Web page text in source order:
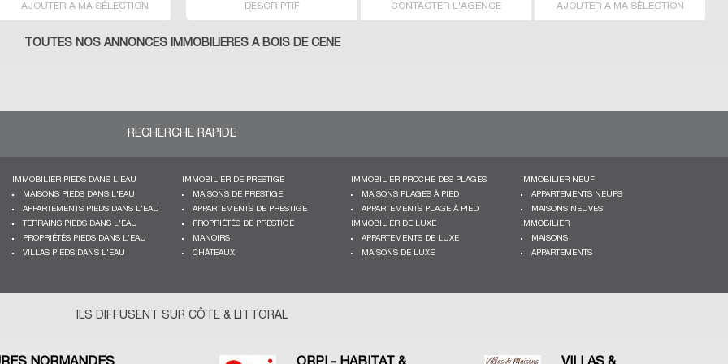
AJOUTER A MA SÉLECTION DESCRIPTIF CONTACTER L'AGENCE AJOUTER A MA SÉLECTION
TOUTES NOS ANNONCES IMMOBILIÈRES À BOIS DE CENE
RECHERCHE RAPIDE
IMMOBILIER PIEDS DANS L'EAU
MAISONS PIEDS DANS L'EAU
APPARTEMENTS PIEDS DANS L'EAU
TERRAINS PIEDS DANS L'EAU
PROPRIÉTÉS PIEDS DANS L'EAU
VILLAS PIEDS DANS L'EAU
IMMOBILIER DE PRESTIGE
MAISONS DE PRESTIGE
APPARTEMENTS DE PRESTIGE
PROPRIÉTÉS DE PRESTIGE
MANOIRS
CHÂTEAUX
IMMOBILIER PROCHE DES PLAGES
MAISONS PLAGES À PIED
APPARTEMENTS PLAGE À PIED
IMMOBILIER NEUF
APPARTEMENTS NEUFS
MAISONS NEUVES
IMMOBILIER DE LUXE
APPARTEMENTS DE LUXE
MAISONS DE LUXE
IMMOBILIER
MAISONS
APPARTEMENTS
ILS DIFFUSENT SUR CÔTE & LITTORAL